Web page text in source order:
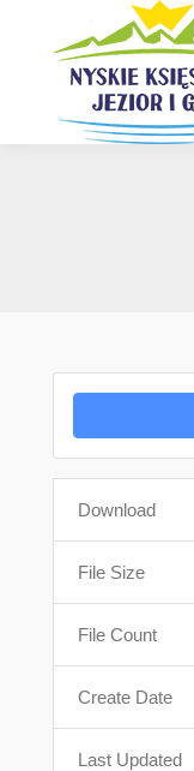
Download
File Size
File Count
Create Date
Last Updated